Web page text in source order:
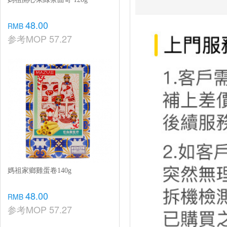
RMB 48.00
参考MOP 57.27
媽祖家鄉雞蛋卷140g
RMB 48.00
参考MOP 57.27